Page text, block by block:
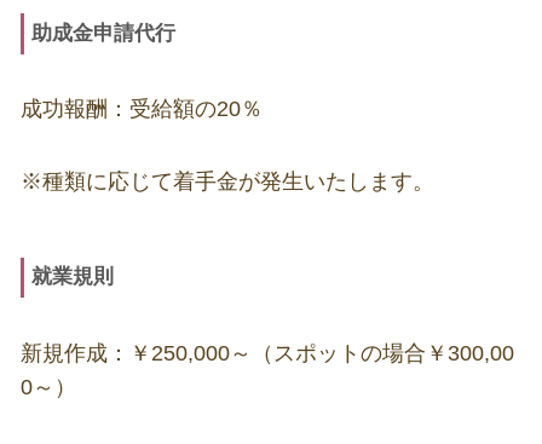
助成金申請代行
成功報酬：受給額の20％
※種類に応じて着手金が発生いたします。
就業規則
新規作成：￥250,000～（スポットの場合￥300,00
0～）